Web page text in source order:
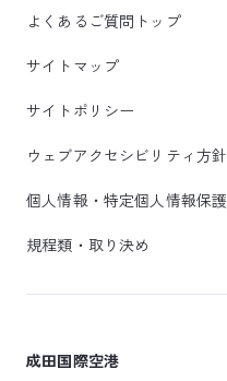
よくあるご質問トップ
サイトマップ
サイトポリシー
ウェブアクセシビリティ方針
個人情報・特定個人情報保護
規程類・取り決め
成田国際空港